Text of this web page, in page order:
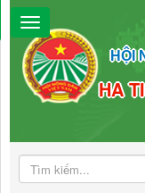
HỘI
HA